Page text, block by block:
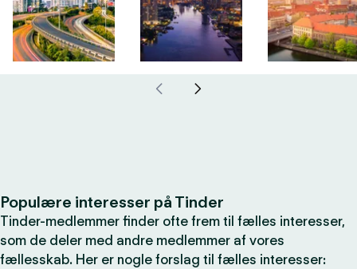
Populære interesser på Tinder
Tinder-medlemmer finder ofte frem til fælles interesser,
som de deler med andre medlemmer af vores
fællesskab. Her er nogle forslag til fælles interesser: